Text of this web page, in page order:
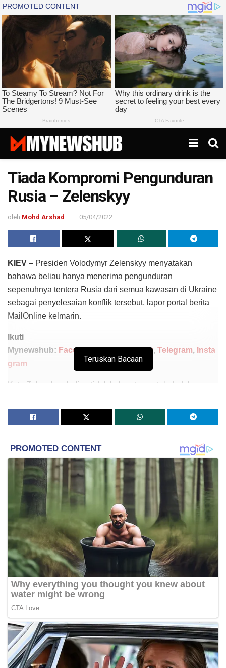
Tiada Kompromi Pengunduran
Rusia – Zelenskyy
oleh Mohd Arshad 05/04/2022
KIEV – Presiden Volodymyr Zelenskyy menyatakan
bahawa beliau hanya menerima pengunduran
sepenuhnya tentera Rusia dari semua kawasan di Ukraine
sebagai penyelesaian konflik tersebut, lapor portal berita
MailOnline kelmarin.
Ikuti
Mynewshub: Facebook,Twitter,TikTok, Telegram, Insta
gram
Kata Zelenskyy, beliau tidak keberatan untuk duduk
selepas gencatan senjata dilaksanakan dan askar Kremlin
meninggalkan Ukraine.
Tambahnya, dunia tidak seharusnya mengharapkan beliau
terus berbincang dengan Putin sekiranya serangan masih
berlaku.
“Tembakan meriam dan kereta kebal tidak boleh memaksa
kami atau menentukan masa depan Ukraine. Inilah apa
yang Rusia cuba lakukan apabila memulakan
peperangan,” kata Zelenskyy kepada saluran berita CBS
News dalam temu bual secara maya yang disiarkan
kelmarin.
Ketika ditanya oleh pengacara program berita, Face the
Nation itu mengenai sama ada beliau akan berpuas hati
terhadap syarat selain pengunduran penuh tentera Rusia ,
Zelenskyy berkata, pengunduran Moscow perlu menjadi
syarat utama.
“Itu adalah syarat minimum yang perlu dilakukan untuk
Teruskan Bacaan